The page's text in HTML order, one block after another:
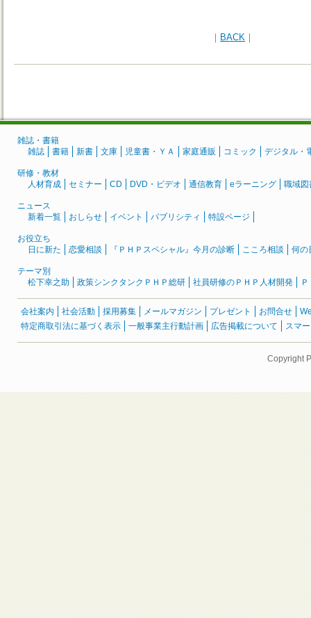
｜ BACK ｜
雑誌・書籍
雑誌
書籍 新書 文庫 児童書・ＹＡ 家庭通販 コミック デジタル・
研修・教材
人材育成
セミナー CD DVD・ビデオ 通信教育 eラーニング 職域図
ニュース
新着一覧
おしらせ イベント パブリシティ 特設ページ
お役立ち
日に新た
恋愛相談 『ＰＨＰスペシャル』今月の診断 こころ相談 何の
テーマ別
松下幸之助
政策シンクタンクＰＨＰ総研 社員研修のＰＨＰ人材開発
会社案内 社会活動 採用募集 メールマガジン プレゼント お問合せ
特定商取引法に基づく表示
一般事業主行動計画 広告掲載について スマ
Copyright